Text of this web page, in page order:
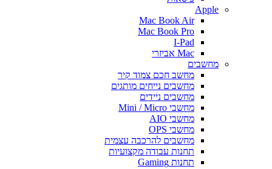
Apple
Mac Book Air
Mac Book Pro
I-Pad
Mac אביזרי
מחשבים
מחשב חכם צמוד קיר
מחשבים נייחים מותגים
מחשבים ניידים
מחשבי Mini / Micro
מחשבי AIO
מחשבי OPS
מחשבים להרכבה עצמית
תחנות עבודה מקצועיות
תחנות Gaming